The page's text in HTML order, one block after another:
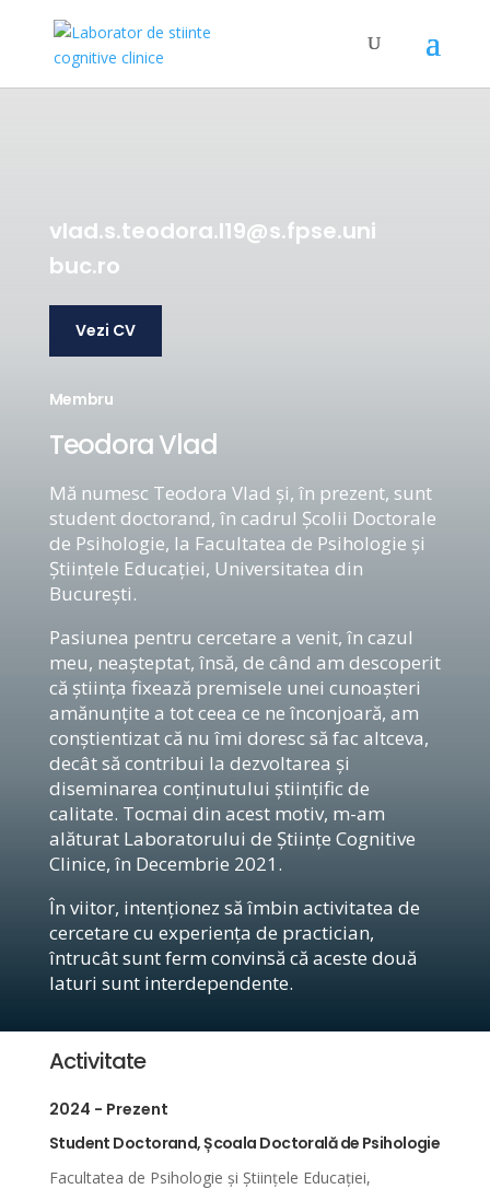
vlad.s.teodora.l19@s.fpse.uni
buc.ro
Vezi CV
Membru
Teodora Vlad
Mă numesc Teodora Vlad și, în prezent, sunt
student doctorand, în cadrul Școlii Doctorale
de Psihologie, la Facultatea de Psihologie și
Științele Educației, Universitatea din
București.
Pasiunea pentru cercetare a venit, în cazul
meu, neașteptat, însă, de când am descoperit
că știința fixează premisele unei cunoașteri
amănunțite a tot ceea ce ne înconjoară, am
conștientizat că nu îmi doresc să fac altceva,
decât să contribui la dezvoltarea și
diseminarea conținutului științific de
calitate. Tocmai din acest motiv, m-am
alăturat Laboratorului de Științe Cognitive
Clinice, în Decembrie 2021.
În viitor, intenționez să îmbin activitatea de
cercetare cu experiența de practician,
întrucât sunt ferm convinsă că aceste două
laturi sunt interdependente.
Activitate
2024 - Prezent
Student Doctorand, Școala Doctorală de Psihologie
Facultatea de Psihologie și Științele Educației,